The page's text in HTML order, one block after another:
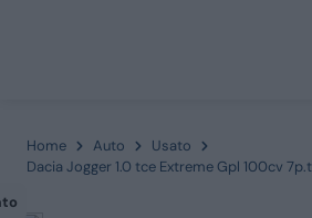
Home Auto
Usato
Dacia Jogger 1.0 tce Extreme Gpl 100cv